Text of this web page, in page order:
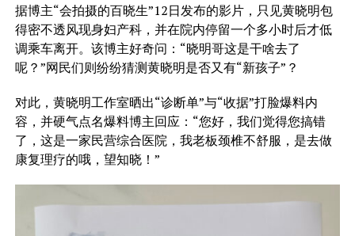
据博主“会拍摄的百晓生”12日发布的影片，只见黄晓明包
得密不透风现身妇产科，并在院内停留一个多小时后才低
调乘车离开。该博主好奇问：“晓明哥这是干啥去了
呢？”网民们则纷纷猜测黄晓明是否又有“新孩子”？
对此，黄晓明工作室晒出“诊断单”与“收据”打脸爆料内
容，并硬气点名爆料博主回应：“您好，我们觉得您搞错
了，这是一家民营综合医院，我老板颈椎不舒服，是去做
康复理疗的哦，望知晓！”